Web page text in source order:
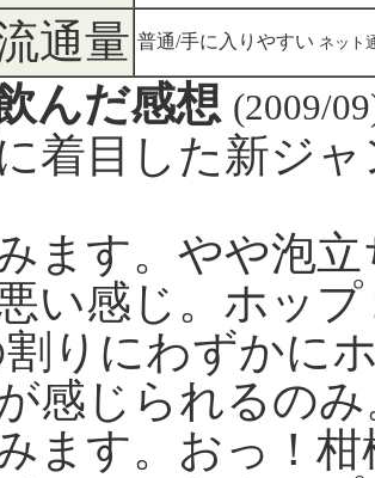
通量 普通/手に入りやすい ネット
んだ感想 (2009/
着目した新ジ
ます。やや泡立
い感じ。ホッ
りにわずかに
感じられるのみ
ます。おっ！柑